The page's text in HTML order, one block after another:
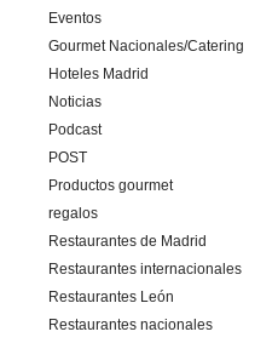
Eventos
Gourmet Nacionales/Catering
Hoteles Madrid
Noticias
Podcast
POST
Productos gourmet
regalos
Restaurantes de Madrid
Restaurantes internacionales
Restaurantes León
Restaurantes nacionales